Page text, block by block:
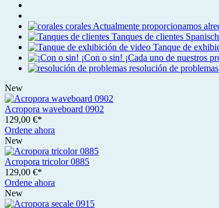
corales Actualmente proporcionamos
Tanques de clientes
Tanque de
¡Con o sin! ¡Cada uno de nuestros
resolución de problemas
New
Acropora waveboard 0902
129,00 €*
Ordene ahora
New
Acropora tricolor 0885
129,00 €*
Ordene ahora
New